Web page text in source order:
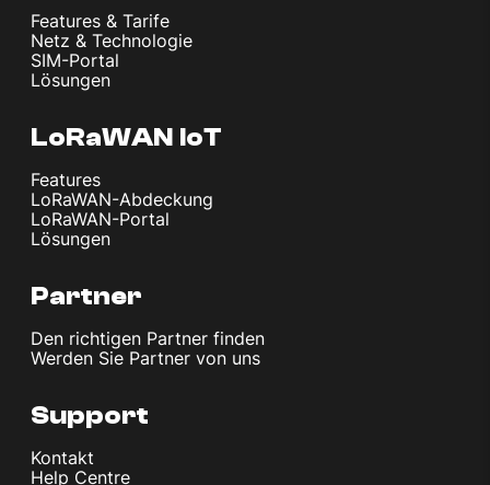
Features & Tarife
Netz & Technologie
SIM-Portal
Lösungen
LoRaWAN IoT
Features
LoRaWAN-Abdeckung
LoRaWAN-Portal
Lösungen
Partner
Den richtigen Partner finden
Werden Sie Partner von uns
Support
Kontakt
Help Centre